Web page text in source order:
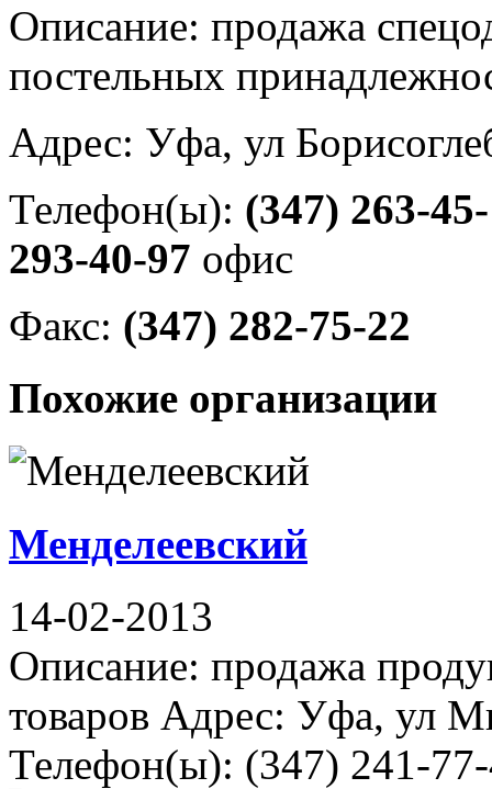
Описание: продажа
постельных
Адрес: Уфа, ул
Телефон(ы): (347) 263-
293-40-97 офис
Факс: (347) 282-75-22
Похожие организации
Менделеевский
14-02-2013
Описание: продажа
товаров Адрес: Уфа, ул
Телефон(ы): (347) 241-